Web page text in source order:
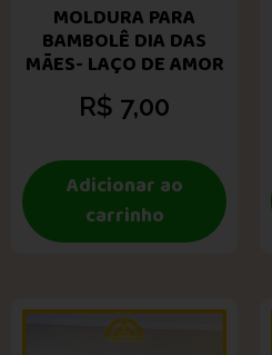
MOLDURA PARA
BAMBOLÊ DIA DAS
MÃES- LAÇO DE AMOR
R$ 7,00
Adicionar ao
carrinho